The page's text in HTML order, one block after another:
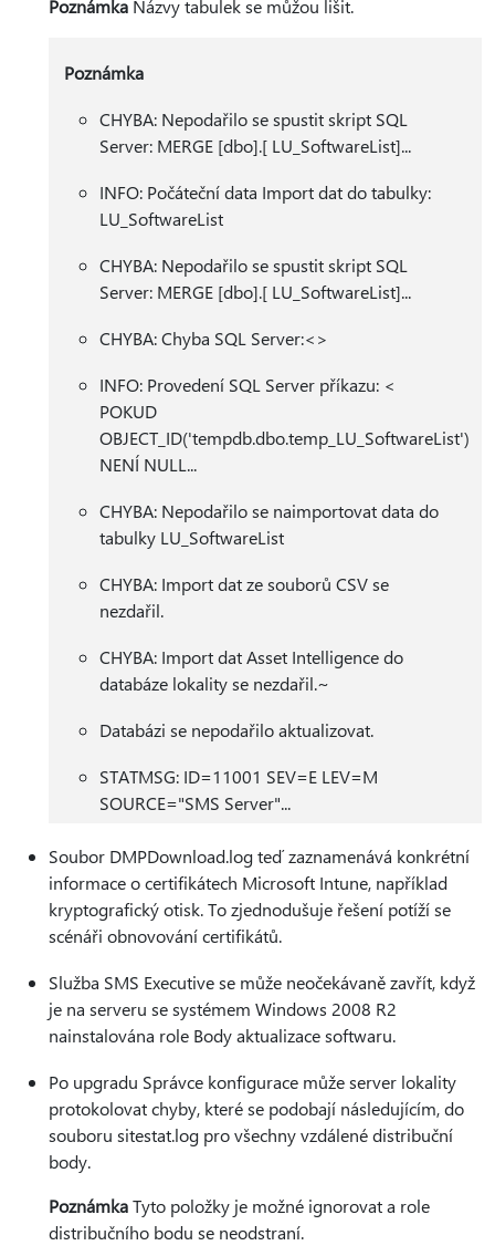
Poznámka Názvy tabulek se můžou lišit.
Poznámka
CHYBA: Nepodařilo se spustit skript SQL
Server: MERGE [dbo].[ LU_SoftwareList]...
INFO: Počáteční data Import dat do tabulky:
LU_SoftwareList
CHYBA: Nepodařilo se spustit skript SQL
Server: MERGE [dbo].[ LU_SoftwareList]...
CHYBA: Chyba SQL Server:<>
INFO: Provedení SQL Server příkazu: <
POKUD
OBJECT_ID('tempdb.dbo.temp_LU_SoftwareList')
NENÍ NULL...
CHYBA: Nepodařilo se naimportovat data do
tabulky LU_SoftwareList
CHYBA: Import dat ze souborů CSV se
nezdařil.
CHYBA: Import dat Asset Intelligence do
databáze lokality se nezdařil.~
Databázi se nepodařilo aktualizovat.
STATMSG: ID=11001 SEV=E LEV=M
SOURCE="SMS Server"...
Soubor DMPDownload.log teď zaznamenává konkrétní
informace o certifikátech Microsoft Intune, například
kryptografický otisk. To zjednodušuje řešení potíží se
scénáři obnovování certifikátů.
Služba SMS Executive se může neočekávaně zavřít, když
je na serveru se systémem Windows 2008 R2
nainstalována role Body aktualizace softwaru.
Po upgradu Správce konfigurace může server lokality
protokolovat chyby, které se podobají následujícím, do
souboru sitestat.log pro všechny vzdálené distribuční
body.
PoznámkaTyto položky je možné ignorovat a role
distribučního bodu se neodstraní.